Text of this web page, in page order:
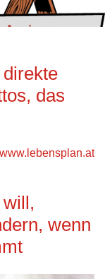
das
www.lebensplan.at
wenn